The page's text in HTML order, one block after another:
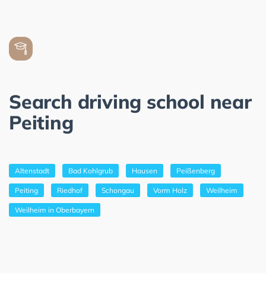
Search driving school near
Peiting
Altenstadt Bad Kohlgrub Hausen Peißenberg
Peiting Riedhof Schongau Vorm Holz Weilheim
Weilheim in Oberbayern